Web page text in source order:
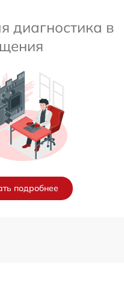
диагностика в
подробнее